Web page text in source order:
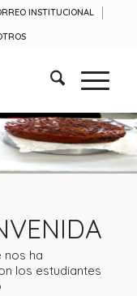
INSTITUCIONAL
nos ha
los estudiantes